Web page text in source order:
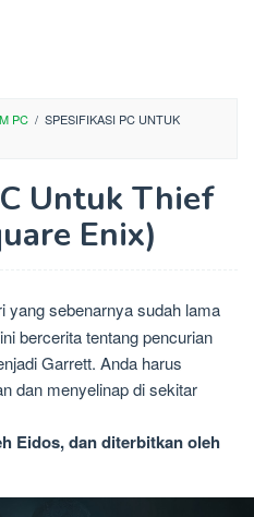
PC / SPESIFIKASI PC UNTUK
Untuk Thief
Enix)
yang sebenarnya sudah lama
bercerita tentang pencurian
Garrett. Anda harus
dan menyelinap di sekitar
Eidos, dan diterbitkan oleh